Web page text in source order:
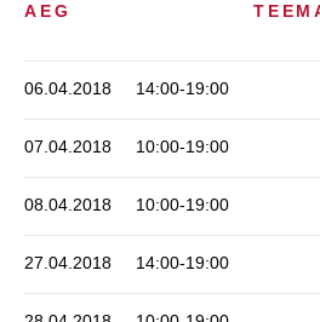
AEG
06.04.2018 14:00-19:00
07.04.2018 10:00-19:00
08.04.2018 10:00-19:00
27.04.2018 14:00-19:00